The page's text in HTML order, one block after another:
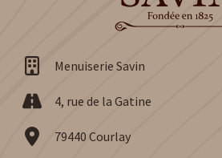
Menuiserie Savin
4, rue de la Gatine
79440 Courlay